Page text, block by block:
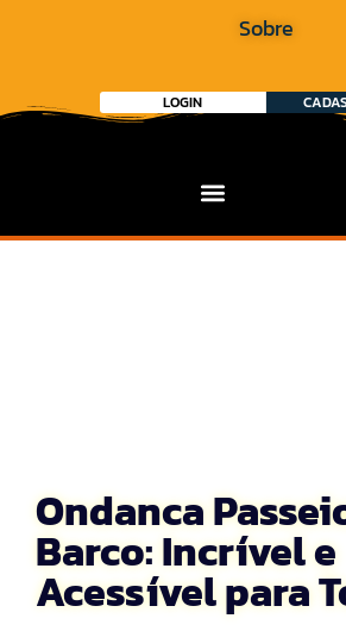
Sobre
LOGIN
Ondanca
Barco: Incrível e
Acessível para